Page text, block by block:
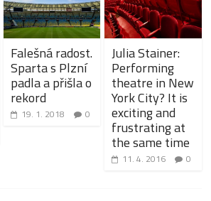
Falešná radost.
Sparta s Plzní
padla a přišla o
rekord
19. 1. 2018 0
Julia Stainer:
Performing
theatre in New
York City? It is
exciting and
frustrating at
the same time
11. 4. 2016 0